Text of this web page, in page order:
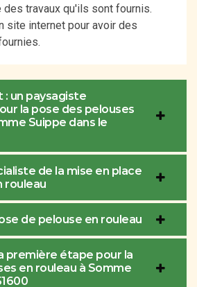
des travaux qu'ils sont fournis.
site internet pour avoir des
un paysagiste
la pose des pelouses
Suippe dans le
de la mise en place
rouleau
de pelouse en rouleau
première étape pour la
en rouleau à Somme